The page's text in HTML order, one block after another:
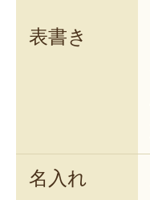
表書き
名入れ